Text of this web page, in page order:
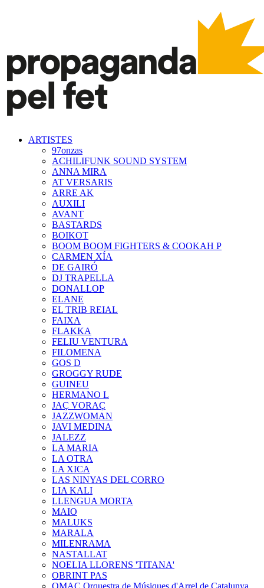
ARTISTES
97onzas
ACHILIFUNK SOUND SYSTEM
ANNA MIRA
AT VERSARIS
ARRE AK
AUXILI
AVANT
BASTARDS
BOIKOT
BOOM BOOM FIGHTERS & COOKAH P
CARMEN XÍA
DE GAIRÓ
DJ TRAPELLA
DONALLOP
ELANE
EL TRIB REIAL
FAIXA
FLAKKA
FELIU VENTURA
FILOMENA
GOS D
GROGGY RUDE
GUINEU
HERMANO L
JAÇ VORAÇ
JAZZWOMAN
JAVI MEDINA
JALEZZ
LA MARIA
LA OTRA
LA XICA
LAS NINYAS DEL CORRO
LIA KALI
LLENGUA MORTA
MAIO
MALUKS
MARALA
MILENRAMA
NASTALLAT
NOELIA LLORENS 'TITANA'
OBRINT PAS
OMAC Orquestra de Músiques d'Arrel de Catalunya